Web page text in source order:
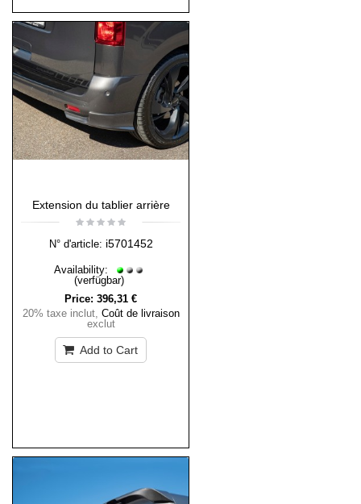
Extension du tablier arrière
N° d'article: i5701452
Availability:
(verfügbar)
Price: 396,31 €
20% taxe inclut, Coût de livraison
exclut
Add to Cart